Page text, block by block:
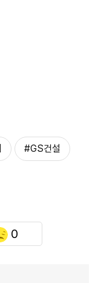
#GS건설
0